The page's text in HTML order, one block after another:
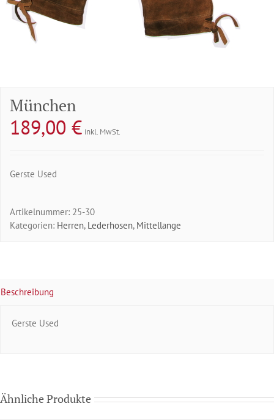
München
189,00 € inkl. MwSt.
Gerste Used
Artikelnummer: 25-30
Kategorien: Herren, Lederhosen, Mittellange
Beschreibung
Gerste Used
Ähnliche Produkte